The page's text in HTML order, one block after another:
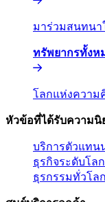
มาร่วมสนทนา
ทรัพยากรทั้งห
โลกแห่งความ
หัวข้อที่ได้รับความนิ
บริการตัวแทน
ธุรกิจระดับโลก​​
ธุรกรรมทั่วโลก​​